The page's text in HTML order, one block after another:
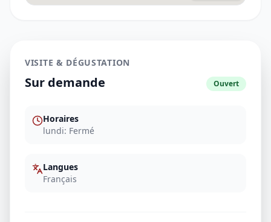
VISITE & DÉGUSTATION
Sur demande Ouvert
Horaires
lundi: Fermé
Langues
Français